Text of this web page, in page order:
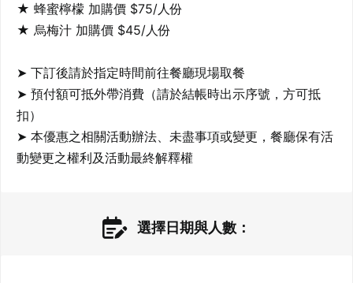
★ 蜂蜜檸檬 加購價 $75/人份
★ 烏梅汁 加購價 $45/人份
➤ 下訂後請於指定時間前往餐廳現場取餐
➤ 預付額可抵外帶消費（請於結帳時出示序號，方可抵
扣）
➤ 本優惠之相關活動辦法、未盡事項或變更，餐廳保有活
動變更之權利及活動最終解釋權
選擇日期與人數：